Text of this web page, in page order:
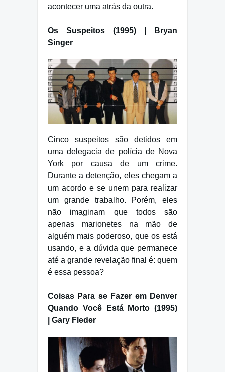
acontecer uma atrás da outra.
Os Suspeitos (1995) | Bryan
Singer
Cinco suspeitos são detidos em
uma delegacia de polícia de Nova
York por causa de um crime.
Durante a detenção, eles chegam a
um acordo e se unem para realizar
um grande trabalho. Porém, eles
não imaginam que todos são
apenas marionetes na mão de
alguém mais poderoso, que os está
usando, e a dúvida que permanece
até a grande revelação final é: quem
é essa pessoa?
Coisas Para se Fazer em Denver
Quando Você Está Morto (1995)
| Gary Fleder